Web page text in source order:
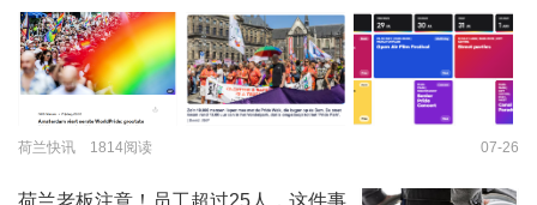
荷兰快讯 1814阅读 07-26
荷兰老板注意！员工超过25人，这件事